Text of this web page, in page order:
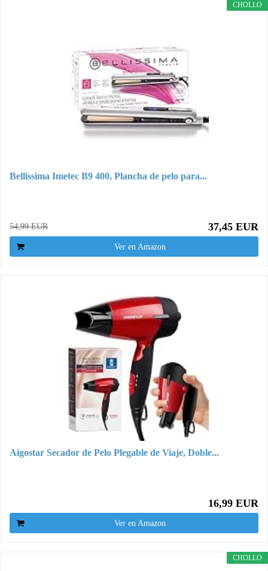
CHOLLO
Bellissima Imetec B9 400, Plancha de pelo para...
54,99 EUR 37,45 EUR
Ver en Amazon
Aigostar Secador de Pelo Plegable de Viaje, Doble...
16,99 EUR
Ver en Amazon
CHOLLO